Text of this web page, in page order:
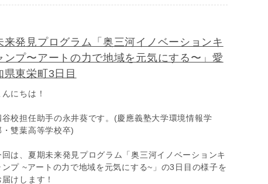
来発見プログラム「奥三河イノベーションキ
ンプ〜アートの力で地域を元気にする〜」愛
県東栄町3日目
んにちは！
谷校担任助手の永井葵です。(慶應義塾大学環境情報学
・雙葉高等学校卒)
回は、夏期未来発見プログラム「奥三河イノベーションキ
ンプ ~アートの力で地域を元気にする~」の3日目の様子を
届けします！